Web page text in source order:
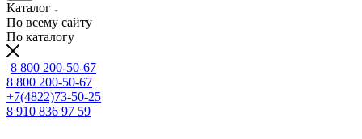
Каталог
По всему сайту
По каталогу
8 800 200-50-67
8 800 200-50-67
+7(4822)73-50-25
8 910 836 97 59